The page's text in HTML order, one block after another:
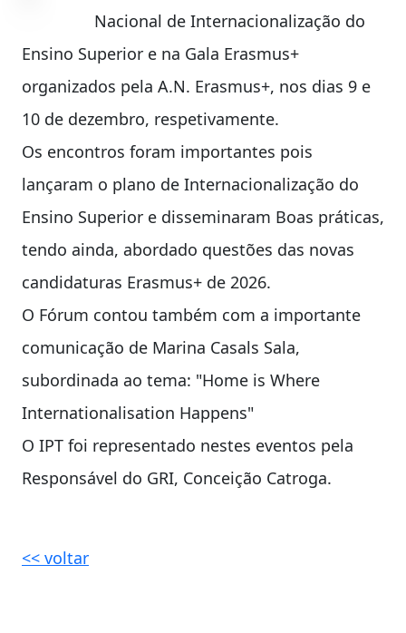
Nacional de Internacionalização do
Ensino Superior e na Gala Erasmus+
organizados pela A.N. Erasmus+, nos dias 9 e
10 de dezembro, respetivamente.
Os encontros foram importantes pois
lançaram o plano de Internacionalização do
Ensino Superior e disseminaram Boas práticas,
tendo ainda, abordado questões das novas
candidaturas Erasmus+ de 2026.
O Fórum contou também com a importante
comunicação de Marina Casals Sala,
subordinada ao tema: "Home is Where
Internationalisation Happens"
O IPT foi representado nestes eventos pela
Responsável do GRI, Conceição Catroga.
<< voltar